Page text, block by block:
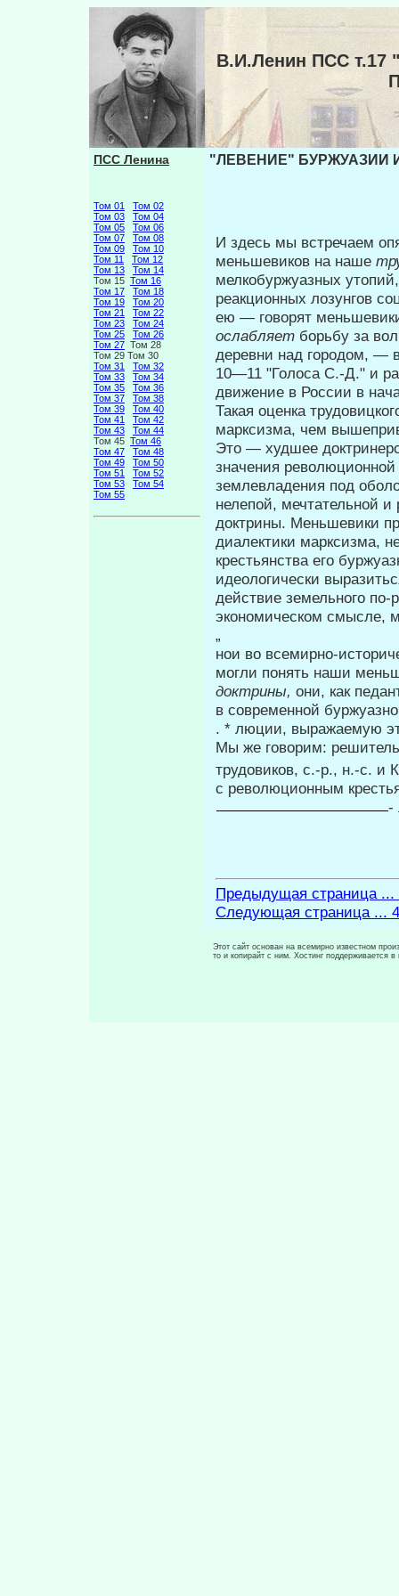
В.И.Ленин ПСС
ПСС Ленина
Том 01
Том 02
Том 03
Том 04
Том 05
Том 06
Том 07
Том 08
Том 09
Том 10
Том 11
Том 12
Том 13
Том 14
Том 15 Том 16
Том 17
Том 18
Том 19
Том 20
Том 21
Том 22
Том 23
Том 24
Том 25
Том 26
Том 27 Том 28
Том 29 Том 30
Том 31
Том 32
Том 33
Том 34
Том 35
Том 36
Том 37
Том 38
Том 39
Том 40
Том 41
Том 42
Том 43
Том 44
Том 45 Том 46
Том 47
Том 48
Том 49
Том 50
Том 51
Том 52
Том 53
Том 54
Том 55
"ЛЕВЕНИЕ" БУРЖУАЗИИ
И здесь мы встречаем
меньшевиков на наше
мелкобуржуазных
реакционных лозунгов
ею — говорят
ослабляет борьбу за
деревни над городом, —
10—11 "Голоса С.-Д." и
движе­ние в России в
Такая оценка
мар­ксизма, чем
Это — худшее
значения
землевладения под
нелепой, мечтательной и
доктрины. Меньшевики
диалектики марксизма,
крестьянства его
идеологиче­ски
действие земельного
экономическом смысле,
„
нои во всемирно-
могли по­нять наши
доктрины, они, как
в современной
. * люции, выражаемую
Мы же говорим:
трудо­виков, с.-р., н.-с. и К
с революцион­ным
-
Предыдущая страница ...
Следующая страница ...
Этот сайт основан на всемирно известном
то и копирайт с ним. Хостинг поддерживается